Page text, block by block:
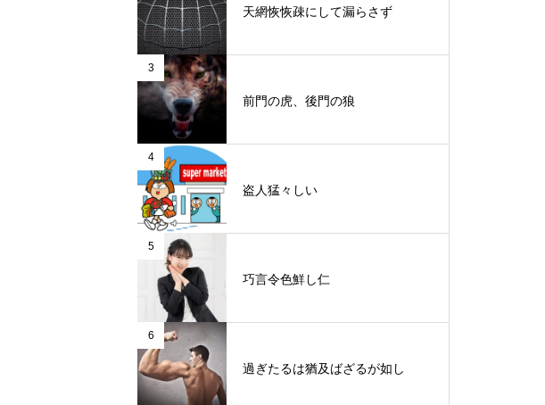
天網恢恢疎にして漏らさず
3
前門の虎、後門の狼
4
盗人猛々しい
5
巧言令色鮮し仁
6
過ぎたるは猶及ばざるが如し